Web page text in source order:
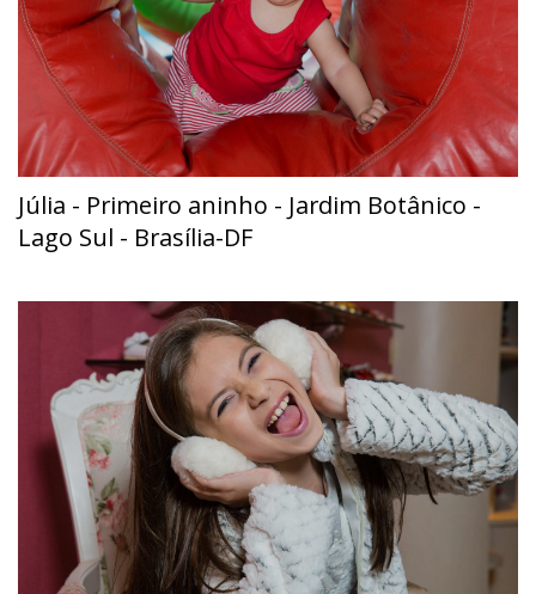
Júlia - Primeiro aninho - Jardim Botânico -
Lago Sul - Brasília-DF